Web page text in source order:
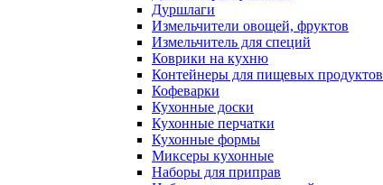
Дуршлаги
Измельчители овощей, фруктов
Измельчитель для специй
Коврики на кухню
Контейнеры для пищевых продуктов
Кофеварки
Кухонные доски
Кухонные перчатки
Кухонные формы
Миксеры кухонные
Наборы для приправ